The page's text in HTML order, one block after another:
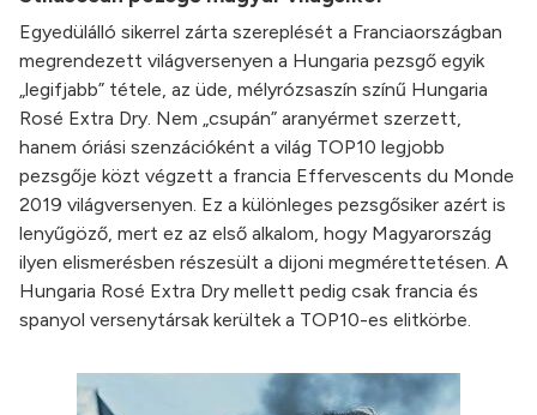
Egyedülálló sikerrel zárta szereplését a Franciaországban
megrendezett világversenyen a Hungaria pezsgő egyik
„legifjabb” tétele, az üde, mélyrózsaszín színű Hungaria
Rosé Extra Dry. Nem „csupán” aranyérmet szerzett,
hanem óriási szenzációként a világ TOP10 legjobb
pezsgője közt végzett a francia Effervescents du Monde
2019 világversenyen. Ez a különleges pezsgősiker azért is
lenyűgöző, mert ez az első alkalom, hogy Magyarország
ilyen elismerésben részesült a dijoni megmérettetésen. A
Hungaria Rosé Extra Dry mellett pedig csak francia és
spanyol versenytársak kerültek a TOP10-es elitkörbe.